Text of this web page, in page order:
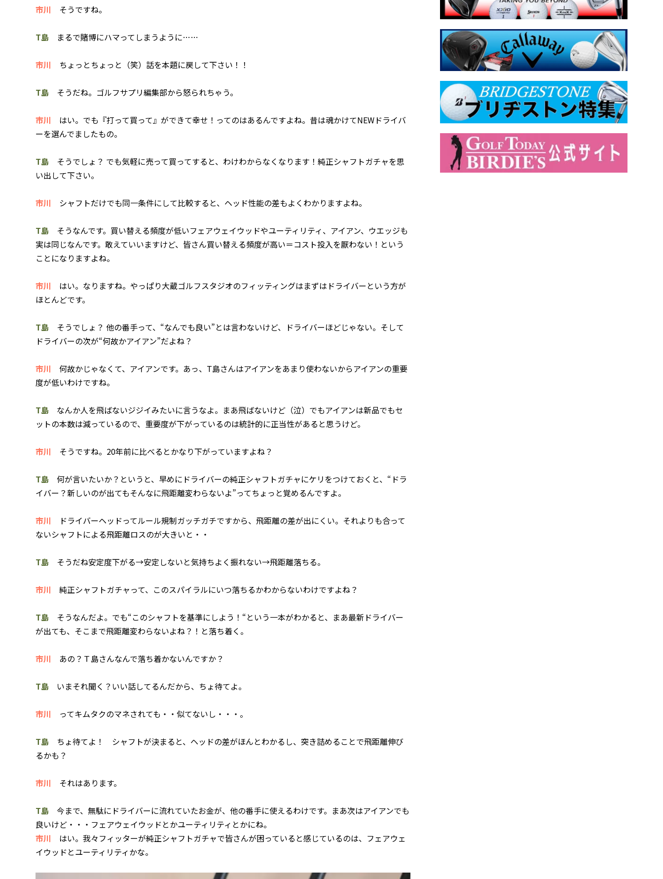
市川 そうですね。
T島 まるで賭博にハマってしまうように……
市川 ちょっとちょっと（笑）話を本題に戻して下さい！！
T島 そうだね。ゴルフサプリ編集部から怒られちゃう。
市川 はい。でも『打って買って』ができて幸せ！ってのはあるんですよね。昔は魂かけてNEWドライバ
ーを選んでましたもの。
T島 そうでしょ？ でも気軽に売って買ってすると、わけわからなくなります！純正シャフトガチャを思
い出して下さい。
市川 シャフトだけでも同一条件にして比較すると、ヘッド性能の差もよくわかりますよね。
T島 そうなんです。買い替える頻度が低いフェアウェイウッドやユーティリティ、アイアン、ウエッジも
実は同じなんです。敢えていいますけど、皆さん買い替える頻度が高い＝コスト投入を厭わない！という
ことになりますよね。
市川 はい。なりますね。やっぱり大蔵ゴルフスタジオのフィッティングはまずはドライバーという方が
ほとんどです。
T島 そうでしょ？ 他の番手って、“なんでも良い”とは言わないけど、ドライバーほどじゃない。そして
ドライバーの次が“何故かアイアン”だよね？
市川 何故かじゃなくて、アイアンです。あっ、T島さんはアイアンをあまり使わないからアイアンの重要
度が低いわけですね。
T島 なんか人を飛ばないジジイみたいに言うなよ。まあ飛ばないけど（泣）でもアイアンは新品でもセ
ットの本数は減っているので、重要度が下がっているのは統計的に正当性があると思うけど。
市川 そうですね。20年前に比べるとかなり下がっていますよね？
T島 何が言いたいか？というと、早めにドライバーの純正シャフトガチャにケリをつけておくと、“ドラ
イバー？新しいのが出てもそんなに飛距離変わらないよ”ってちょっと覚めるんですよ。
市川 ドライバーヘッドってルール規制ガッチガチですから、飛距離の差が出にくい。それよりも合って
ないシャフトによる飛距離ロスのが大きいと・・
T島 そうだね安定度下がる→安定しないと気持ちよく振れない→飛距離落ちる。
市川 純正シャフトガチャって、このスパイラルにいつ落ちるかわからないわけですよね？
T島 そうなんだよ。でも“このシャフトを基準にしよう！“という一本がわかると、まあ最新ドライバー
が出ても、そこまで飛距離変わらないよね？！と落ち着く。
市川 あの？Ｔ島さんなんで落ち着かないんですか？
T島 いまそれ聞く？いい話してるんだから、ちょ待てよ。
市川 ってキムタクのマネされても・・似てないし・・・。
T島 ちょ待てよ！ シャフトが決まると、ヘッドの差がほんとわかるし、突き詰めることで飛距離伸び
るかも？
市川 それはあります。
T島 今まで、無駄にドライバーに流れていたお金が、他の番手に使えるわけです。まあ次はアイアンでも
良いけど・・・フェアウェイウッドとかユーティリティとかにね。
市川 はい。我々フィッターが純正シャフトガチャで皆さんが困っていると感じているのは、フェアウェ
イウッドとユーティリティかな。